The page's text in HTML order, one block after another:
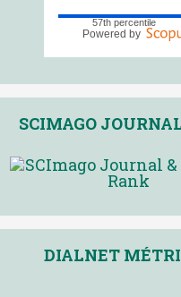
57th percentile
Powered by
SCIMAGO
DIALNET